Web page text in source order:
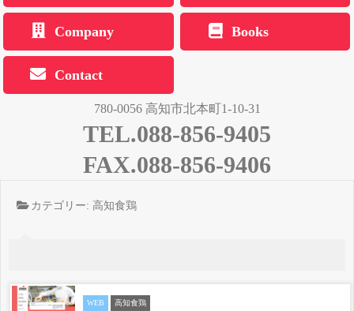
Company Books
Contact
780-0056 高知市北本町1-10-31
TEL.088-856-9405
FAX.088-856-9406
カテゴリー: 高知食鶏
WEB 高知食鶏